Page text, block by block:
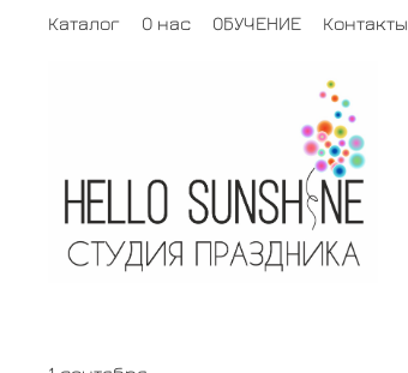
Каталог О нас ОБУЧЕНИЕ Контакты